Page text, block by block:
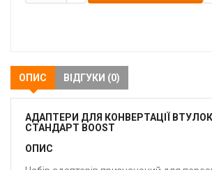
ОПИС ВІДГУКИ (0)
АДАПТЕРИ ДЛЯ КОНВЕРТАЦІЇ
СТАНДАРТ BOOST
ОПИС